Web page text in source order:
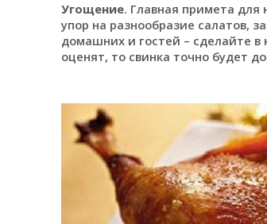
Угощение. Главная примета для
упор на разнообразие салатов,
домашних и гостей – сделайте
оценят, то свинка точно будет